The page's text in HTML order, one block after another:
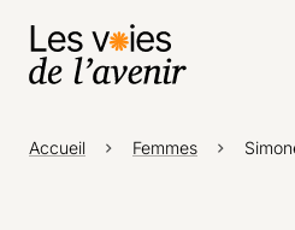
Accueil Femmes